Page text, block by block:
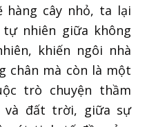
hàng cây nhỏ, ta lại
nhiên giữa không
khiến ngôi nhà
chân mà còn là một
trò chuyện thầm
và đất trời, giữa sự